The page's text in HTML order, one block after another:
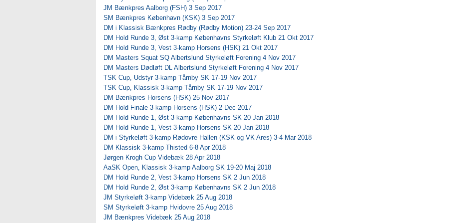
JM Bænkpres Aalborg (FSH) 3 Sep 2017
SM Bænkpres København (KSK) 3 Sep 2017
DM i Klassisk Bænkpres Rødby (Rødby Motion) 23-24 Sep 2017
DM Hold Runde 3, Øst 3-kamp Københavns Styrkeløft Klub 21 Okt 2017
DM Hold Runde 3, Vest 3-kamp Horsens (HSK) 21 Okt 2017
DM Masters Squat SQ Albertslund Styrkeløft Forening 4 Nov 2017
DM Masters Dødløft DL Albertslund Styrkeløft Forening 4 Nov 2017
TSK Cup, Udstyr 3-kamp Tårnby SK 17-19 Nov 2017
TSK Cup, Klassisk 3-kamp Tårnby SK 17-19 Nov 2017
DM Bænkpres Horsens (HSK) 25 Nov 2017
DM Hold Finale 3-kamp Horsens (HSK) 2 Dec 2017
DM Hold Runde 1, Øst 3-kamp Københavns SK 20 Jan 2018
DM Hold Runde 1, Vest 3-kamp Horsens SK 20 Jan 2018
DM i Styrkeløft 3-kamp Rødovre Hallen (KSK og VK Ares) 3-4 Mar 2018
DM Klassisk 3-kamp Thisted 6-8 Apr 2018
Jørgen Krogh Cup Videbæk 28 Apr 2018
AaSK Open, Klassisk 3-kamp Aalborg SK 19-20 Maj 2018
DM Hold Runde 2, Vest 3-kamp Horsens SK 2 Jun 2018
DM Hold Runde 2, Øst 3-kamp Københavns SK 2 Jun 2018
JM Styrkeløft 3-kamp Videbæk 25 Aug 2018
SM Styrkeløft 3-kamp Hvidovre 25 Aug 2018
JM Bænkpres Videbæk 25 Aug 2018